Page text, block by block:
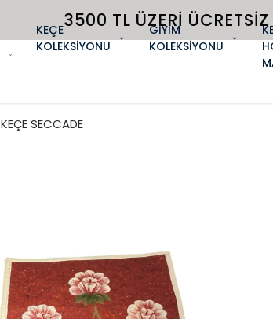
3500 TL ÜZERI
KEÇE
KOLEKSİYONU
GİYİM
KOLEKSİYONU
KEÇE SECCADE